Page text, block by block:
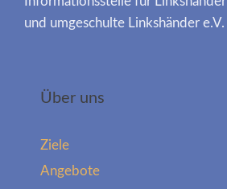
und umgeschulte Linkshänder e.V.
Über uns
Ziele
Angebote